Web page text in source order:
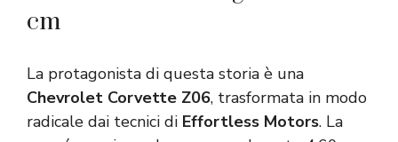
cm
La protagonista di questa storia è una
Chevrolet Corvette Z06, trasformata in modo
radicale dai tecnici di Effortless Motors. La